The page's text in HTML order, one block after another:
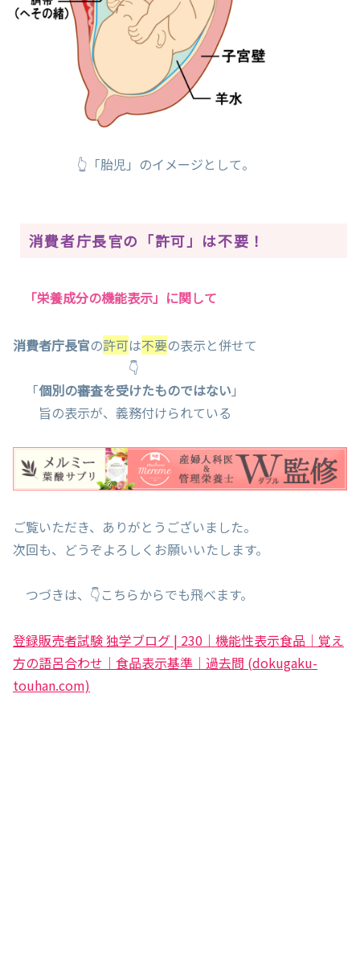
👆「胎児」のイメージとして。
消費者庁長官の「許可」は不要！
「栄養成分の機能表示」に関して
消費者庁長官の許可は不要の表示と併せて
👇
「個別の審査を受けたものではない 」
旨の表示が、義務付けられている
ご覧いただき、ありがとうございました。
次回も、どうぞよろしくお願いいたします。
つづきは、👇こちらからでも飛べます。
登録販売者試験 独学ブログ | 230｜機能性表示食品｜覚え
方の語呂合わせ｜食品表示基準｜過去問 (dokugaku-
touhan.com)